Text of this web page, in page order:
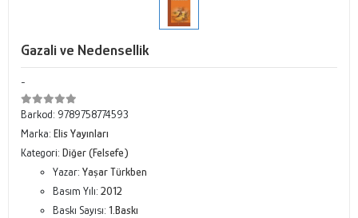
Gazali ve Nedensellik
-
Barkod: 9789758774593
Marka: Elis Yayınları
Kategori: Diğer (Felsefe)
Yazar: Yaşar Türkben
Basım Yılı: 2012
Baskı Sayısı: 1.Baskı